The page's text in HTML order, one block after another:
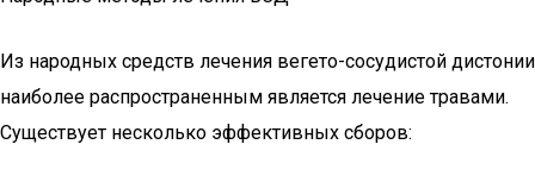
Из народных средств лечения вегето-сосудистой дистонии
наиболее распространенным является лечение травами.
Существует несколько эффективных сборов: